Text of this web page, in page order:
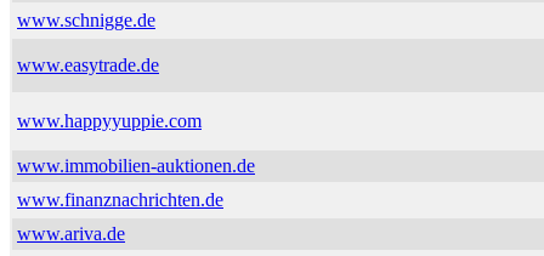
www.schnigge.de
www.easytrade.de
www.happyyuppie.com
www.immobilien-auktionen.de
www.finanznachrichten.de
www.ariva.de